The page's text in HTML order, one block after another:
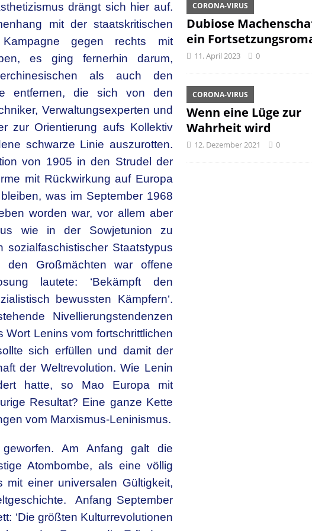
drängt sich hier auf.
mit der staatskritischen
Kampagne gegen rechts mit
es ging fernerhin darum,
als auch den
entfernen, die sich von den
Verwaltungsexperten und
zur Orientierung aufs Kollektiv
schwarze Linie auszurotten.
von 1905 in den Strudel der
mit Rückwirkung auf Europa
was im September 1968
worden war, vor allem aber
wie in der Sowjetunion zu
Staatstypus
Großmächten war offene
lautete: ‘Bekämpft den
bewussten Kämpfern‘.
Nivellierungstendenzen
Lenins vom fortschrittlichen
sich erfüllen und damit der
der Weltrevolution. Wie Lenin
hatte, so Mao Europa mit
Resultat? Eine ganze Kette
vom Marxismus-Leninismus.
Am Anfang galt die
Atombombe, als eine völlig
mit einer universalen Gültigkeit,
Anfang September
‘Die größten Kulturrevolutionen
Dubiose
ein
CORONA-VIRUS
11. April 2023 0
Wenn eine Lüge zur
Wahrheit wird
CORONA-VIRUS
12. Dezember 2021 0